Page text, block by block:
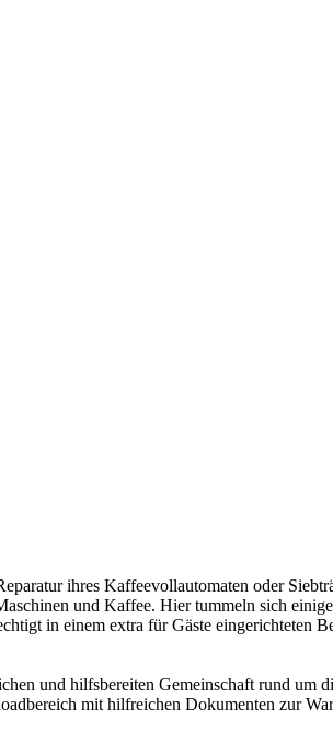
ihres Kaffeevollautomaten oder
und Kaffee. Hier tummeln sich
in einem extra für Gäste eingerichteten
und hilfsbereiten Gemeinschaft rund um
mit hilfreichen Dokumenten zur